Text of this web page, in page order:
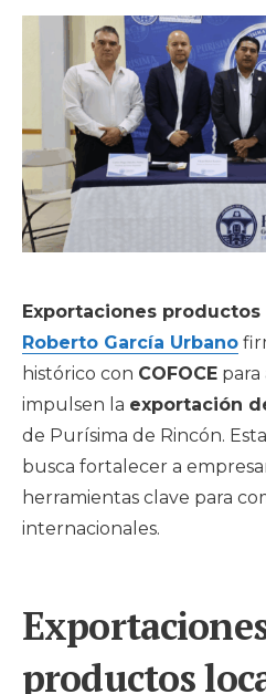
Exportaciones productos
Roberto García Urbano
histórico con COFOCE
impulsen la exportación
de Purísima de Rincón.
busca fortalecer a
herramientas clave para
internacionales.
productos